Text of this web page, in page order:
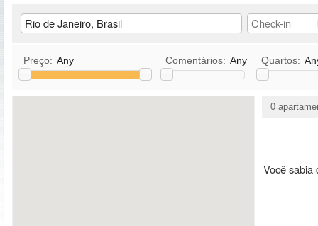
Preço: Any Comentários: Any Quartos:
TV / Satelite/TV a cabo
0
Você sabia